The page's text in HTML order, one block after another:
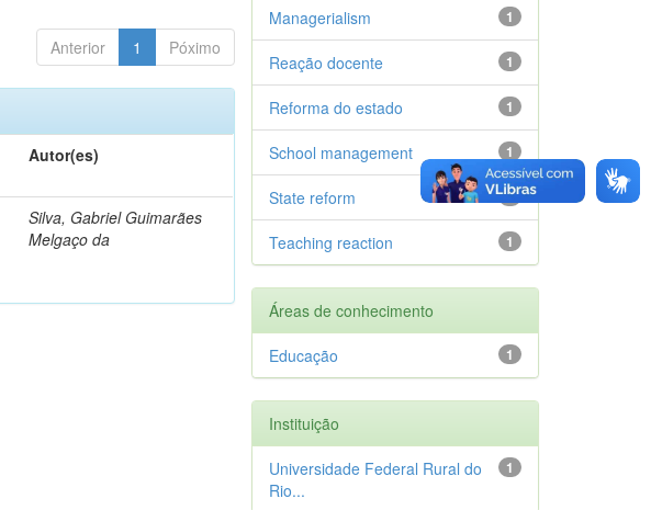
Anterior 1 Póximo
Autor(es)
Silva, Gabriel Guimarães
Melgaço da
1
Managerialism
1
Reação docente
1
Reforma do estado
1
School management
1
State reform
1
Teaching reaction
Áreas de conhecimento
1
Educação
Instituição
1
Universidade Federal Rural do
Rio...